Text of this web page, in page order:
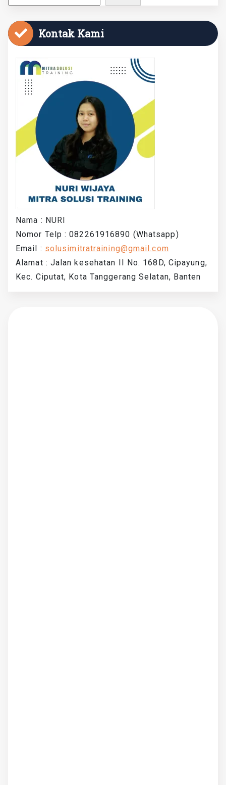
Kontak Kami
Nama : NURI
Nomor Telp : 082261916890 (Whatsapp)
Email : solusimitratraining@gmail.com
Alamat : Jalan kesehatan II No. 168D, Cipayung,
Kec. Ciputat, Kota Tanggerang Selatan, Banten